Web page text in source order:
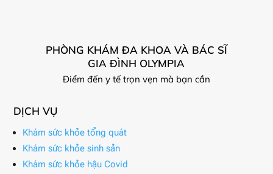
PHÒNG KHÁM ĐA KHOA VÀ BÁC SĨ
GIA ĐÌNH OLYMPIA
Điểm đến y tế trọn vẹn mà bạn cần
DỊCH VỤ
Khám sức khỏe tổng quát
Khám sức khỏe sinh sản
Khám sức khỏe hậu Covid